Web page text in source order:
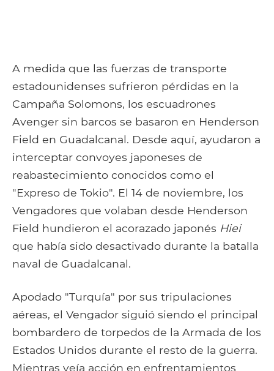
A medida que las fuerzas de transporte
estadounidenses sufrieron pérdidas en la
Campaña Solomons, los escuadrones
Avenger sin barcos se basaron en Henderson
Field en Guadalcanal. Desde aquí, ayudaron a
interceptar convoyes japoneses de
reabastecimiento conocidos como el
"Expreso de Tokio". El 14 de noviembre, los
Vengadores que volaban desde Henderson
Field hundieron el acorazado japonés Hiei
que había sido desactivado durante la batalla
naval de Guadalcanal.
Apodado "Turquía" por sus tripulaciones
aéreas, el Vengador siguió siendo el principal
bombardero de torpedos de la Armada de los
Estados Unidos durante el resto de la guerra.
Mientras veía acción en enfrentamientos